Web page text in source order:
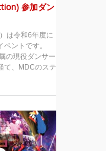
参加ダン
は令和6年度に
ントです。
の現役ダンサー
て、MDCのステ